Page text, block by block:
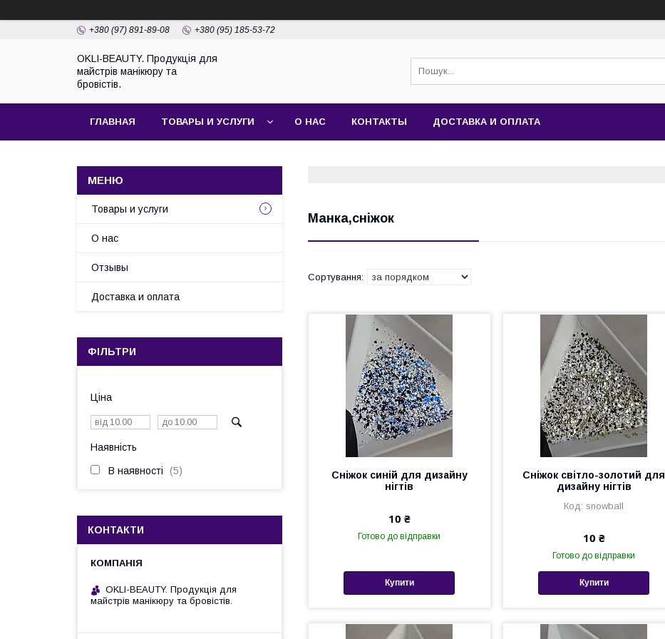
+380 (97) 891-89-08 +380 (95) 185-53-72
OKLI-BEAUTY. Продукція для
майстрів манікюру та
бровістів.
ГЛАВНАЯ ТОВАРЫ И УСЛУГИ О НАС КОНТАКТЫ ДОСТАВКА И ОПЛАТА
Манка,сніжок
Сніжок синій для дизайну
нігтів
10 ₴
Готово до відправки
Купити
Сніжок світло-золотий для
дизайну нігтів
snowball
10 ₴
Готово до відправки
Купити
Товары и услуги
О нас
Отзывы
Доставка и оплата
ФІЛЬТРИ
Ціна
Наявність
В наявності 5
КОНТАКТИ
OKLI-BEAUTY. Продукція для
майстрів манікюру та бровістів.